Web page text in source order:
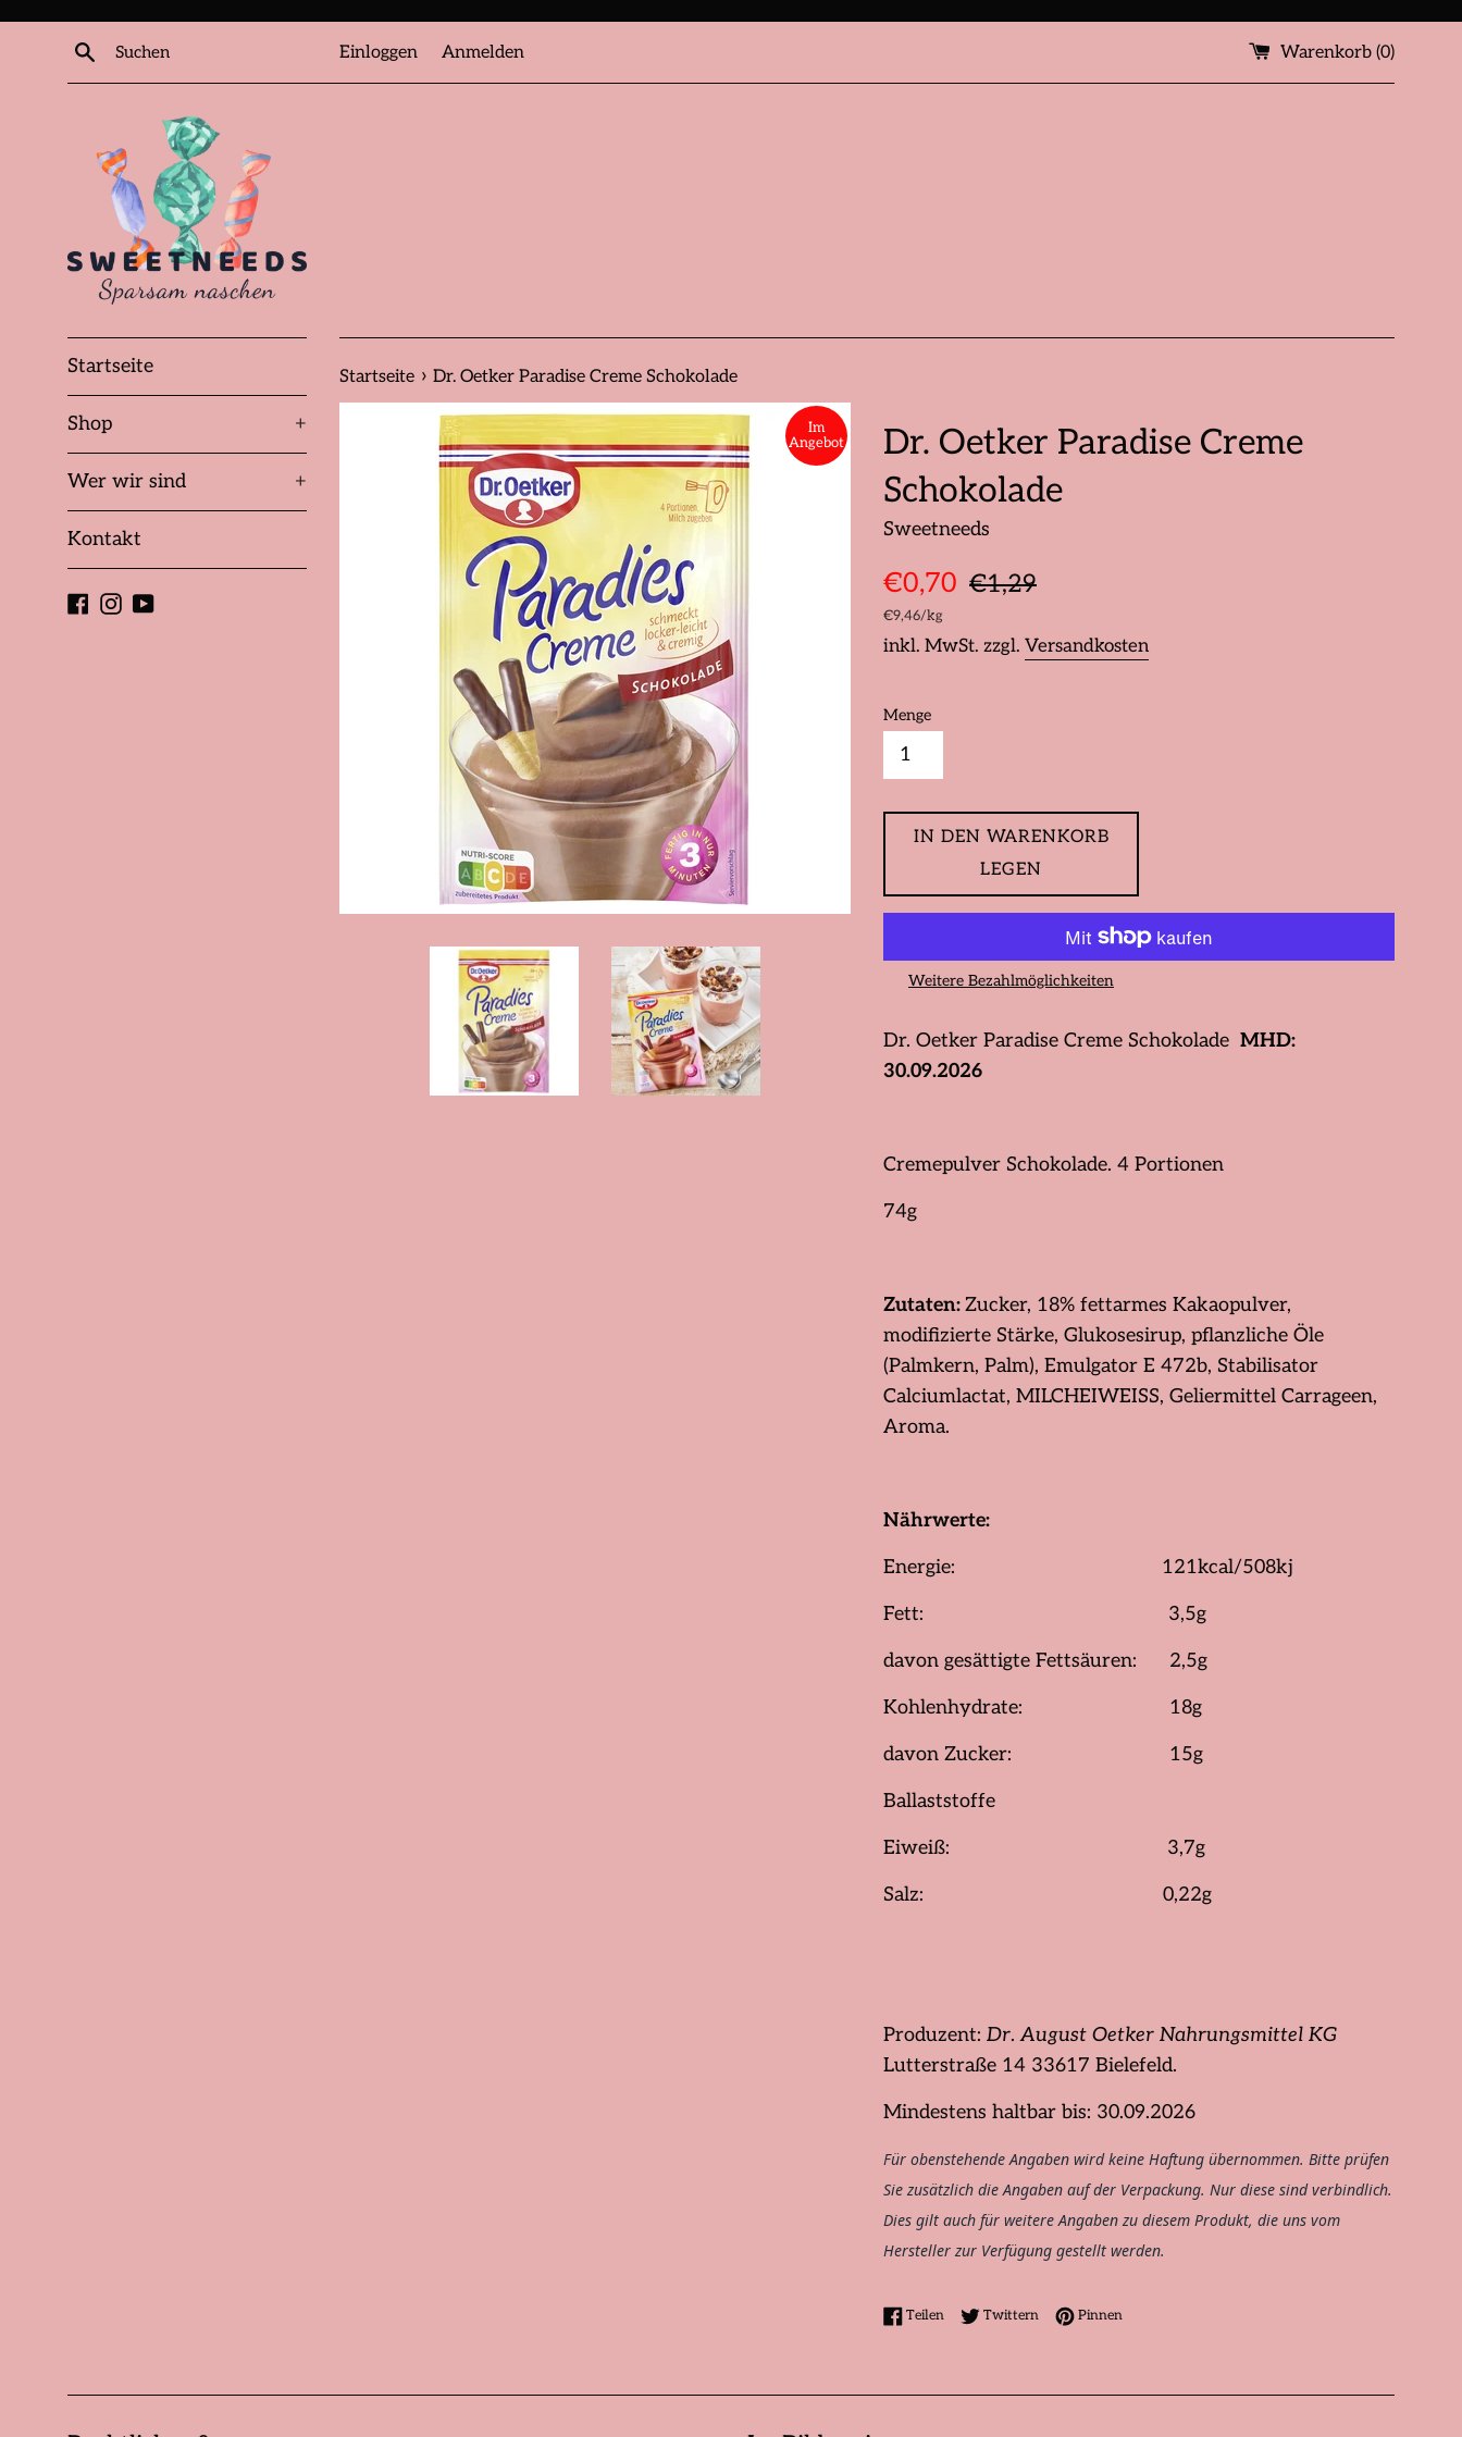
Suchen Einloggen Anmelden Warenkorb (0)
Startseite
Shop +
Wer wir sind +
Kontakt
Facebook
Instagram
YouTube
Startseite › Dr. Oetker Paradise Creme Schokolade
Im
Angebot
Dr. Oetker Paradise Creme
Schokolade
Sweetneeds
Sonderpreis
€0,70 Normaler
€1,29
Stückpreis
€9,46/pro
kg
inkl. MwSt. zzgl. Versandkosten
Menge
IN DEN WARENKORB
LEGEN
Weitere Bezahlmöglichkeiten
Dr. Oetker Paradise Creme Schokolade MHD:
30.09.2026
Cremepulver Schokolade. 4 Portionen
74g
Zutaten:Zucker, 18% fettarmes Kakaopulver,
modifizierte Stärke, Glukosesirup, pflanzliche Öle
(Palmkern, Palm), Emulgator E 472b, Stabilisator
Calciumlactat, MILCHEIWEISS, Geliermittel Carrageen,
Aroma.
Nährwerte:
Energie: 121kcal/508kj
Fett: 3,5g
davon gesättigte Fettsäuren: 2,5g
Kohlenhydrate: 18g
davon Zucker: 15g
Ballaststoffe
Eiweiß: 3,7g
Salz: 0,22g
Produzent: Dr.August Oetker Nahrungsmittel KG
⁠Lutterstraße 14 ⁠33617 Bielefeld.
Mindestens haltbar bis: 30.09.2026
Für obenstehende Angaben wird keine Haftung übernommen. Bitte prüfen
Sie zusätzlich die Angaben auf der Verpackung. Nur diese sind verbindlich.
Dies gilt auch für weitere Angaben zu diesem Produkt, die uns vom
Hersteller zur Verfügung gestellt werden.
TeilenAuf Facebook teilen
TwitternAuf Twitter twittern
PinnenAuf Pinterest pinnen